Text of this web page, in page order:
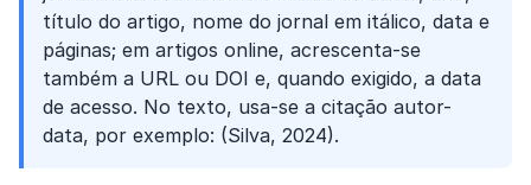
título do artigo, nome do jornal em itálico, data e
páginas; em artigos online, acrescenta-se
também a URL ou DOI e, quando exigido, a data
de acesso. No texto, usa-se a citação autor-
data, por exemplo: (Silva, 2024).